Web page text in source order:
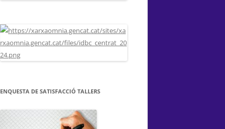
ENQUESTA DE SATISFACCIÓ TALLERS